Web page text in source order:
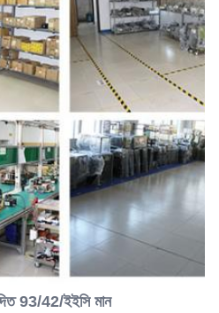
93/42/ইইসি মান